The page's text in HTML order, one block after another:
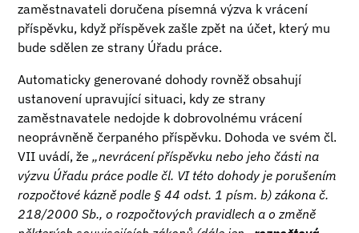
zaměstnavateli doručena písemná výzva k vrácení
příspěvku, když příspěvek zašle zpět na účet, který mu
bude sdělen ze strany Úřadu práce.
Automaticky generované dohody rovněž obsahují
ustanovení upravující situaci, kdy ze strany
zaměstnavatele nedojde k dobrovolnému vrácení
neoprávněně čerpaného příspěvku. Dohoda ve svém čl.
VII uvádí, že„nevrácení příspěvku nebo jeho části na
výzvu Úřadu práce podle čl. VI této dohody je porušením
rozpočtové kázně podle § 44 odst. 1 písm. b) zákona č.
218/2000 Sb., o rozpočtových pravidlech a o změně